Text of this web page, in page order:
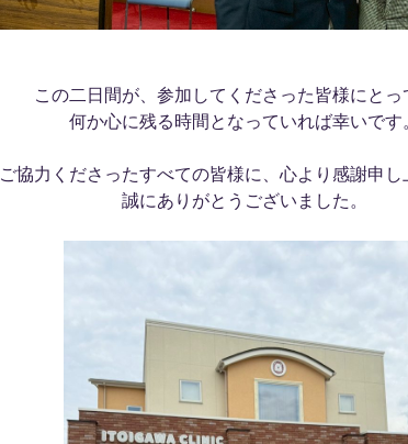
この二日間が、参加してくださった皆様にとっ
何か心に残る時間となっていれば幸いです
ご協力くださったすべての皆様に、心より感謝申し
誠にありがとうございました。